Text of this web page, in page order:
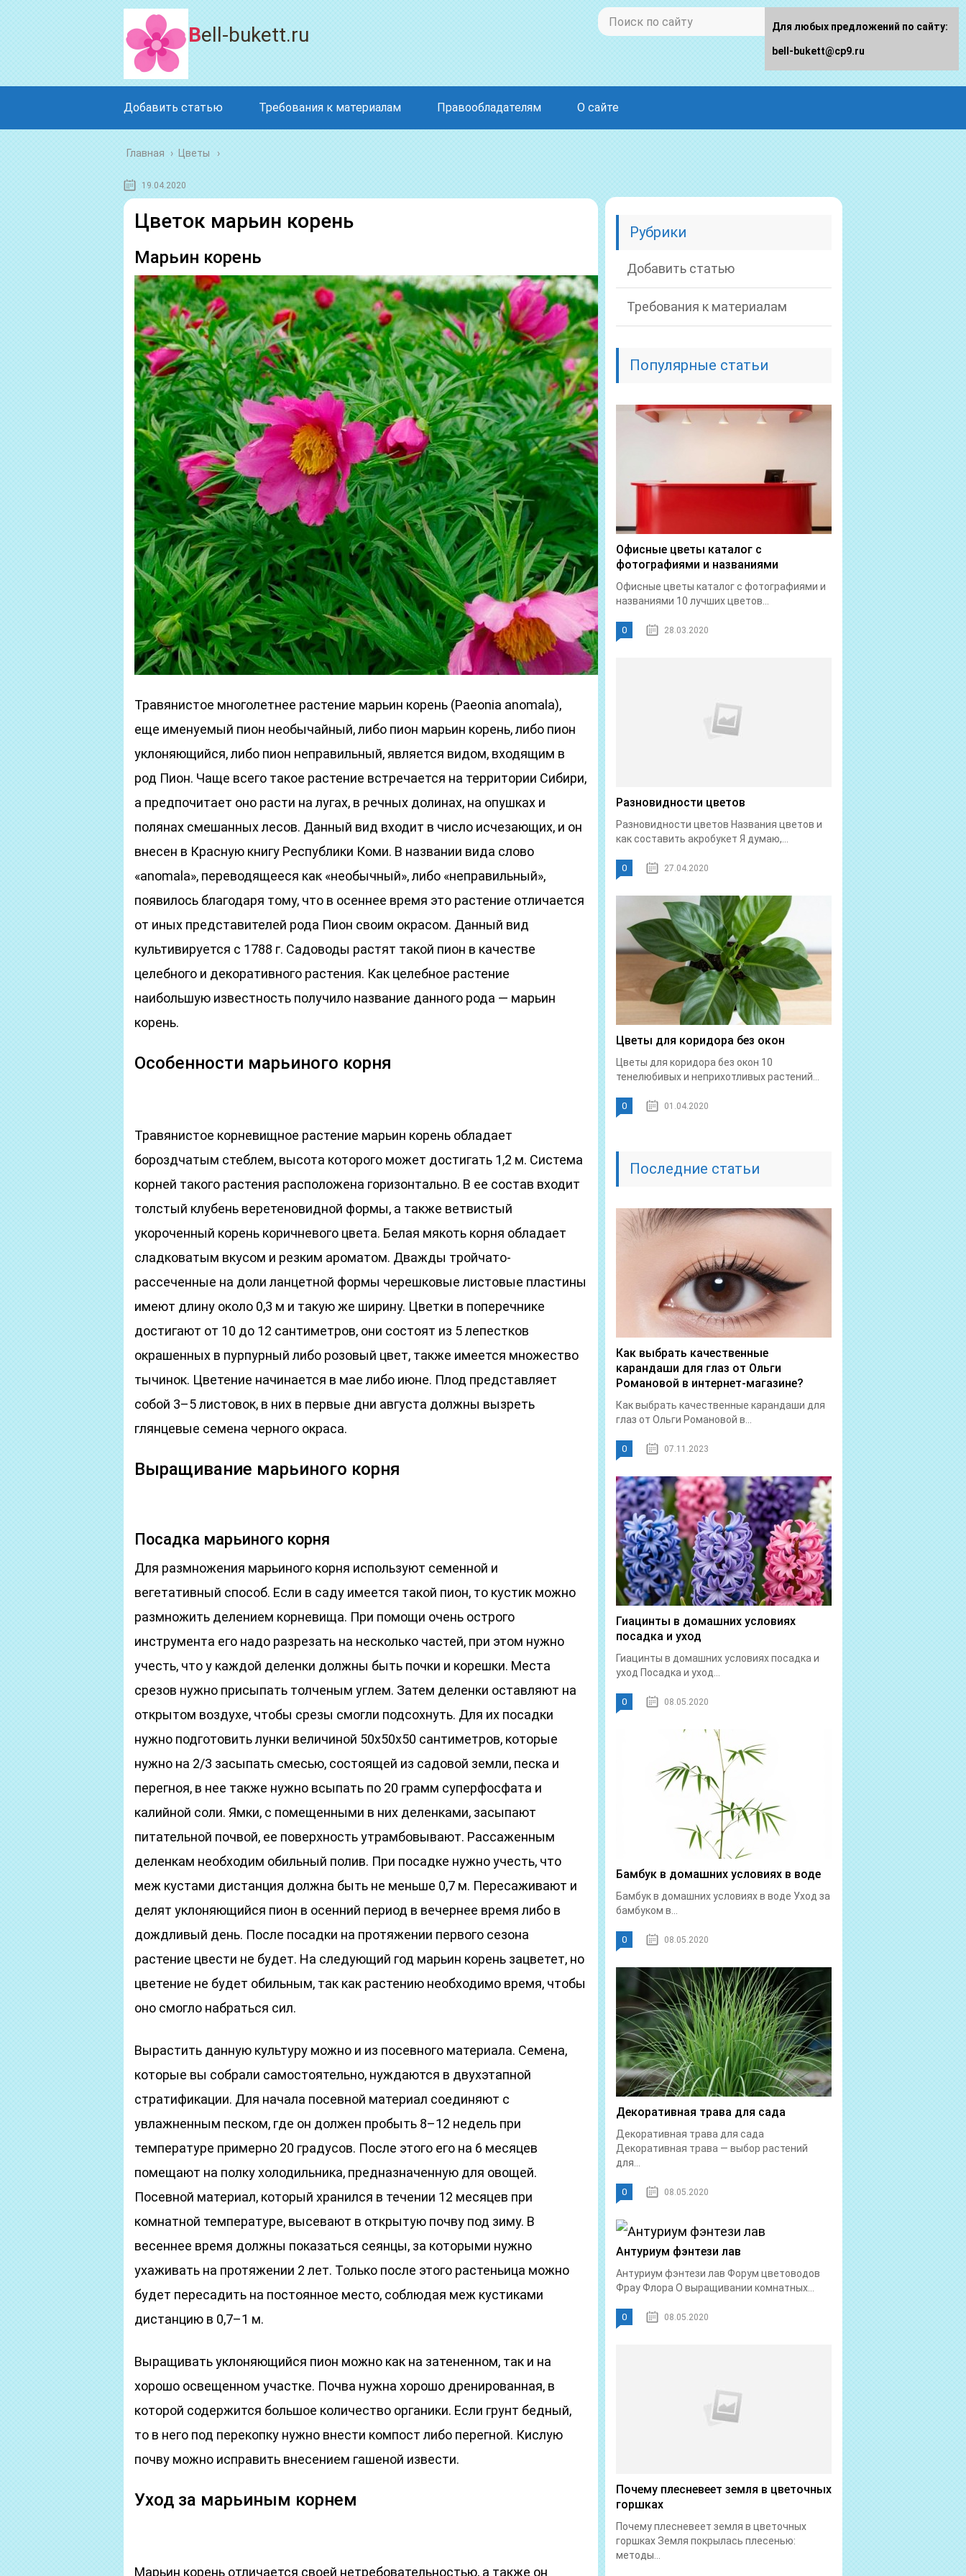
Bell-bukett.ru
Добавить статью Требования к материалам Правообладателям О сайте
Главная › Цветы
19.04.2020
Цветок марьин корень
Марьин корень
Травянистое многолетнее растение марьин корень (Paeonia anomala),
еще именуемый пион необычайный, либо пион марьин корень, либо пион
уклоняющийся, либо пион неправильный, является видом, входящим в
род Пион. Чаще всего такое растение встречается на территории Сибири,
а предпочитает оно расти на лугах, в речных долинах, на опушках и
полянах смешанных лесов. Данный вид входит в число исчезающих, и он
внесен в Красную книгу Республики Коми. В названии вида слово
«anomala», переводящееся как «необычный», либо «неправильный»,
появилось благодаря тому, что в осеннее время это растение отличается
от иных представителей рода Пион своим окрасом. Данный вид
культивируется с 1788 г. Садоводы растят такой пион в качестве
целебного и декоративного растения. Как целебное растение
наибольшую известность получило название данного рода ― марьин
корень.
Особенности марьиного корня
Травянистое корневищное растение марьин корень обладает
бороздчатым стеблем, высота которого может достигать 1,2 м. Система
корней такого растения расположена горизонтально. В ее состав входит
толстый клубень веретеновидной формы, а также ветвистый
укороченный корень коричневого цвета. Белая мякоть корня обладает
сладковатым вкусом и резким ароматом. Дважды тройчато-
рассеченные на доли ланцетной формы черешковые листовые пластины
имеют длину около 0,3 м и такую же ширину. Цветки в поперечнике
достигают от 10 до 12 сантиметров, они состоят из 5 лепестков
окрашенных в пурпурный либо розовый цвет, также имеется множество
тычинок. Цветение начинается в мае либо июне. Плод представляет
собой 3–5 листовок, в них в первые дни августа должны вызреть
глянцевые семена черного окраса.
Выращивание марьиного корня
Посадка марьиного корня
Для размножения марьиного корня используют семенной и
вегетативный способ. Если в саду имеется такой пион, то кустик можно
размножить делением корневища. При помощи очень острого
инструмента его надо разрезать на несколько частей, при этом нужно
учесть, что у каждой деленки должны быть почки и корешки. Места
срезов нужно присыпать толченым углем. Затем деленки оставляют на
открытом воздухе, чтобы срезы смогли подсохнуть. Для их посадки
нужно подготовить лунки величиной 50х50х50 сантиметров, которые
нужно на 2/3 засыпать смесью, состоящей из садовой земли, песка и
перегноя, в нее также нужно всыпать по 20 грамм суперфосфата и
калийной соли. Ямки, с помещенными в них деленками, засыпают
питательной почвой, ее поверхность утрамбовывают. Рассаженным
деленкам необходим обильный полив. При посадке нужно учесть, что
меж кустами дистанция должна быть не меньше 0,7 м. Пересаживают и
делят уклоняющийся пион в осенний период в вечернее время либо в
дождливый день. После посадки на протяжении первого сезона
растение цвести не будет. На следующий год марьин корень зацветет, но
цветение не будет обильным, так как растению необходимо время, чтобы
оно смогло набраться сил.
Вырастить данную культуру можно и из посевного материала. Семена,
которые вы собрали самостоятельно, нуждаются в двухэтапной
стратификации. Для начала посевной материал соединяют с
увлажненным песком, где он должен пробыть 8–12 недель при
температуре примерно 20 градусов. После этого его на 6 месяцев
помещают на полку холодильника, предназначенную для овощей.
Посевной материал, который хранился в течении 12 месяцев при
комнатной температуре, высевают в открытую почву под зиму. В
весеннее время должны показаться сеянцы, за которыми нужно
ухаживать на протяжении 2 лет. Только после этого растеньица можно
будет пересадить на постоянное место, соблюдая меж кустиками
дистанцию в 0,7–1 м.
Выращивать уклоняющийся пион можно как на затененном, так и на
хорошо освещенном участке. Почва нужна хорошо дренированная, в
которой содержится большое количество органики. Если грунт бедный,
то в него под перекопку нужно внести компост либо перегной. Кислую
почву можно исправить внесением гашеной извести.
Уход за марьиным корнем
Марьин корень отличается своей нетребовательностью, а также он
Рубрики
Добавить статью
Требования к материалам
Популярные статьи
Офисные цветы каталог с
фотографиями и названиями
Офисные цветы каталог с фотографиями и
названиями 10 лучших цветов...
0 28.03.2020
Разновидности цветов
Разновидности цветов Названия цветов и
как составить акробукет Я думаю,...
0 27.04.2020
Цветы для коридора без окон
Цветы для коридора без окон 10
тенелюбивых и неприхотливых растений...
0 01.04.2020
Последние статьи
Как выбрать качественные
карандаши для глаз от Ольги
Романовой в интернет-магазине?
Как выбрать качественные карандаши для
глаз от Ольги Романовой в...
0 07.11.2023
Гиацинты в домашних условиях
посадка и уход
Гиацинты в домашних условиях посадка и
уход Посадка и уход...
0 08.05.2020
Бамбук в домашних условиях в воде
Бамбук в домашних условиях в воде Уход за
бамбуком в...
0 08.05.2020
Декоративная трава для сада
Декоративная трава для сада
Декоративная трава — выбор растений
для...
0 08.05.2020
Антуриум фэнтези лав
Антуриум фэнтези лав Форум цветоводов
Фрау Флора О выращивании комнатных...
0 08.05.2020
Почему плесневеет земля в цветочных
горшках
Почему плесневеет земля в цветочных
горшках Земля покрылась плесенью:
методы...
Для любых предложений по сайту:
bell-bukett@cp9.ru